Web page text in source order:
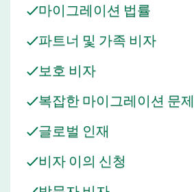
마이그레이션 법률
파트너 및 가족 비자
보호 비자
복잡한 마이그레이션 문제
글로벌 인재
비자 이의 신청